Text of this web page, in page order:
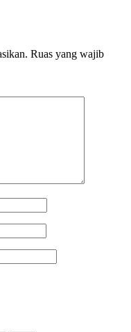
Ruas yang wajib